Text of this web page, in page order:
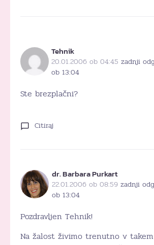
Tehnik
20.01.2006 ob 04:45 zadnji
ob 13:04
Ste brezplačni?
Citiraj
dr. Barbara Purkart
22.01.2006 ob 08:59 zadnji
ob 13:04
Pozdravljen Tehnik!
Na žalost živimo trenutno v